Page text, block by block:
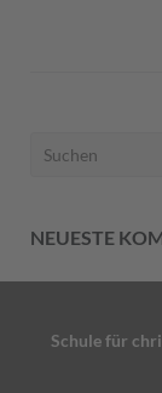
Suchen
NEUESTE
Schule für